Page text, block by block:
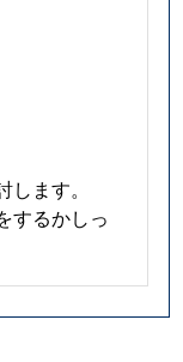
ます。
するかしっ